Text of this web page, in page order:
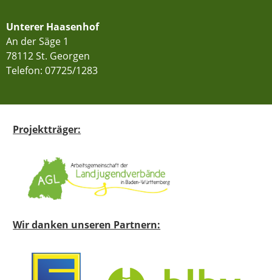
Unterer Haasenhof
An der Säge 1
78112 St. Georgen
Telefon: 07725/1283
Projektträger:
Wir danken unseren Partnern: